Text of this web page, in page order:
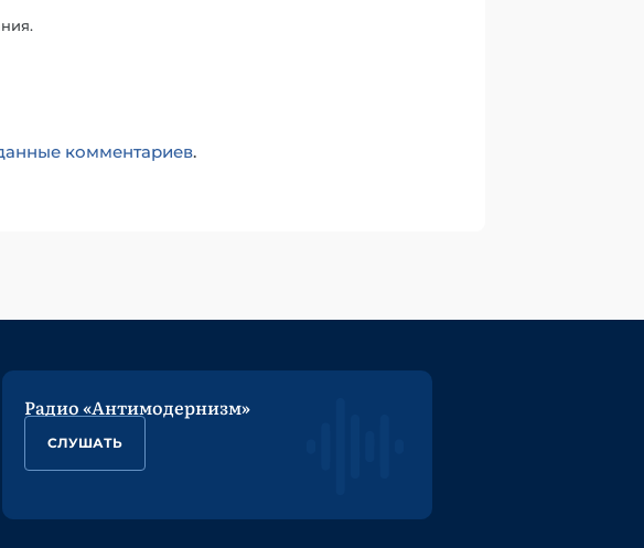
комментариев.
Радио «Антимодернизм»
СЛУШАТЬ